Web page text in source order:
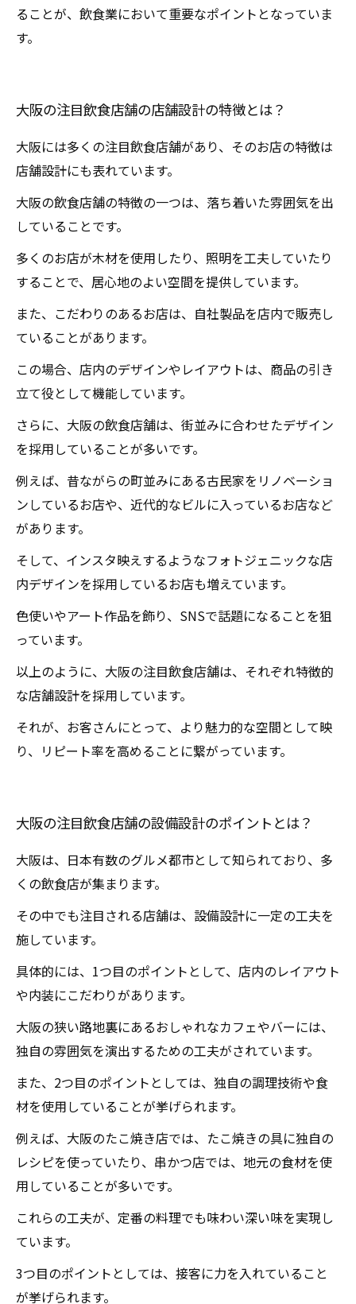
ることが、飲食業において重要なポイントとなっていま
す。
大阪の注目飲食店舗の店舗設計の特徴とは？
大阪には多くの注目飲食店舗があり、そのお店の特徴は
店舗設計にも表れています。
大阪の飲食店舗の特徴の一つは、落ち着いた雰囲気を出
していることです。
多くのお店が木材を使用したり、照明を工夫していたり
することで、居心地のよい空間を提供しています。
また、こだわりのあるお店は、自社製品を店内で販売し
ていることがあります。
この場合、店内のデザインやレイアウトは、商品の引き
立て役として機能しています。
さらに、大阪の飲食店舗は、街並みに合わせたデザイン
を採用していることが多いです。
例えば、昔ながらの町並みにある古民家をリノベーショ
ンしているお店や、近代的なビルに入っているお店など
があります。
そして、インスタ映えするようなフォトジェニックな店
内デザインを採用しているお店も増えています。
色使いやアート作品を飾り、SNSで話題になることを狙
っています。
以上のように、大阪の注目飲食店舗は、それぞれ特徴的
な店舗設計を採用しています。
それが、お客さんにとって、より魅力的な空間として映
り、リピート率を高めることに繋がっています。
大阪の注目飲食店舗の設備設計のポイントとは？
大阪は、日本有数のグルメ都市として知られており、多
くの飲食店が集まります。
その中でも注目される店舗は、設備設計に一定の工夫を
施しています。
具体的には、1つ目のポイントとして、店内のレイアウト
や内装にこだわりがあります。
大阪の狭い路地裏にあるおしゃれなカフェやバーには、
独自の雰囲気を演出するための工夫がされています。
また、2つ目のポイントとしては、独自の調理技術や食
材を使用していることが挙げられます。
例えば、大阪のたこ焼き店では、たこ焼きの具に独自の
レシピを使っていたり、串かつ店では、地元の食材を使
用していることが多いです。
これらの工夫が、定番の料理でも味わい深い味を実現し
ています。
3つ目のポイントとしては、接客に力を入れていること
が挙げられます。